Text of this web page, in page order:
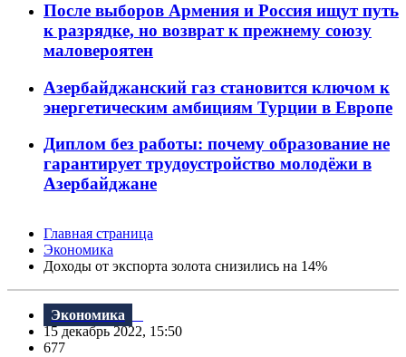
После выборов Армения и Россия ищут путь
к разрядке, но возврат к прежнему союзу
маловероятен
Азербайджанский газ становится ключом к
энергетическим амбициям Турции в Европе
Диплом без работы: почему образование не
гарантирует трудоустройство молодёжи в
Азербайджане
Главная страница
Экономика
Доходы от экспорта золота снизились на 14%
Экономика
15 декабрь 2022, 15:50
677